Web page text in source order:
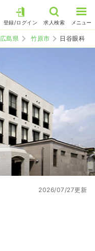
登録/ログイン 求人検索 メニュー
広島県 竹原市 日谷眼科
2026/07/27更新